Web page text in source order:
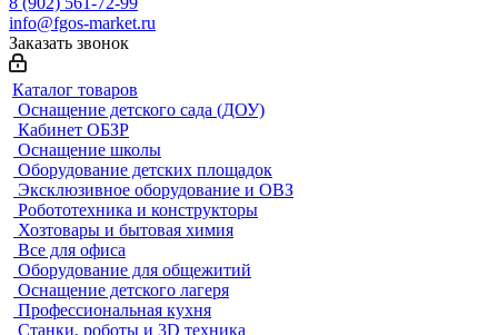
info@fgos-market.ru
Заказать звонок
Каталог товаров
Оснащение детского сада (ДОУ)
Кабинет ОБЗР
Оснащение школы
Оборудование детских площадок
Эксклюзивное оборудование и ОВЗ
Робототехника и конструкторы
Хозтовары и бытовая химия
Все для офиса
Оборудование для общежитий
Оснащение детского лагеря
Профессиональная кухня
Станки, роботы и 3D техника